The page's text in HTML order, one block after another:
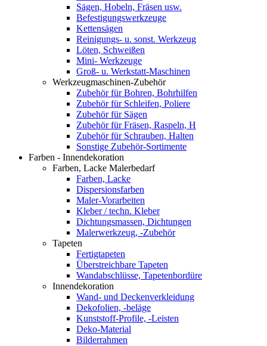
Sägen, Hobeln, Fräsen usw.
Befestigungswerkzeuge
Kettensägen
Reinigungs- u. sonst. Werkzeug
Löten, Schweißen
Mini- Werkzeuge
Groß- u. Werkstatt-Maschinen
Werkzeugmaschinen-Zubehör
Zubehör für Bohren, Bohrhilfen
Zubehör für Schleifen, Poliere
Zubehör für Sägen
Zubehör für Fräsen, Raspeln, H
Zubehör für Schrauben, Halten
Sonstige Zubehör-Sortimente
Farben - Innendekoration
Farben, Lacke Malerbedarf
Farben, Lacke
Dispersionsfarben
Maler-Vorarbeiten
Kleber / techn. Kleber
Dichtungsmassen, Dichtungen
Malerwerkzeug, -Zubehör
Tapeten
Fertigtapeten
Überstreichbare Tapeten
Wandabschlüsse, Tapetenbordüre
Innendekoration
Wand- und Deckenverkleidung
Dekofolien, -beläge
Kunststoff-Profile, -Leisten
Deko-Material
Bilderrahmen